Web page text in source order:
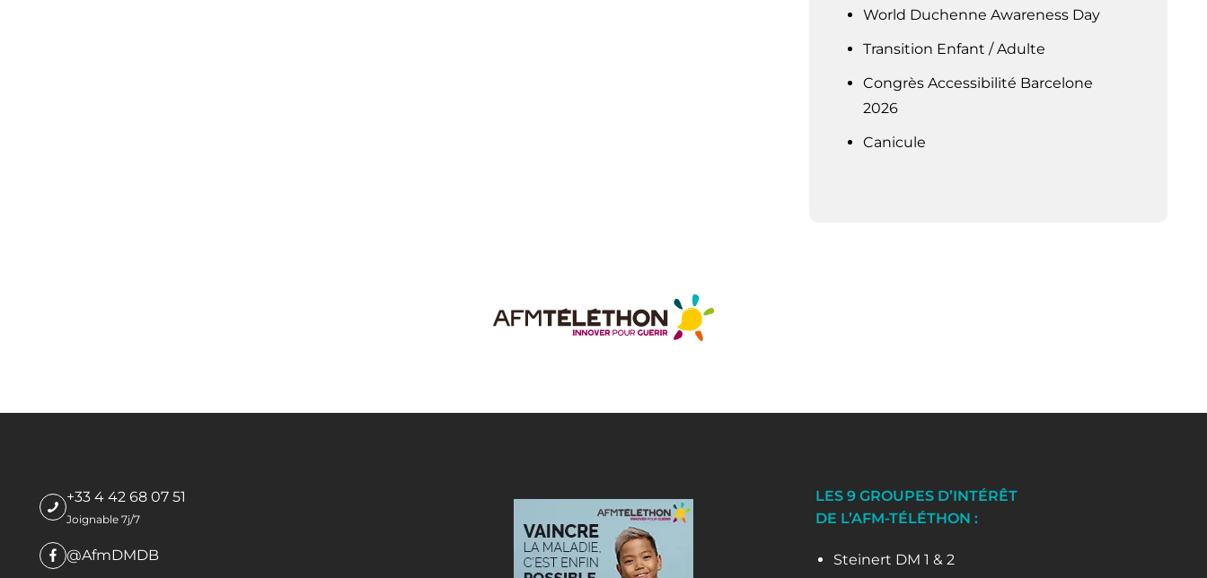
World Duchenne Awareness Day
Transition Enfant / Adulte
Congrès Accessibilité Barcelone
2026
Canicule
+33 4 42 68 07 51
Joignable 7j/7
@AfmDMDB
LES 9 GROUPES D’INTÉRÊT
DE L’AFM-TÉLÉTHON :
Steinert DM 1 & 2